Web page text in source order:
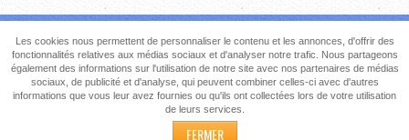
Les cookies nous permettent de personnaliser le contenu et les annonces, d'offrir des
fonctionnalités relatives aux médias sociaux et d'analyser notre trafic. Nous partageons
également des informations sur l'utilisation de notre site avec nos partenaires de médias
sociaux, de publicité et d'analyse, qui peuvent combiner celles-ci avec d'autres
informations que vous leur avez fournies ou qu'ils ont collectées lors de votre utilisation
de leurs services.
FERMER